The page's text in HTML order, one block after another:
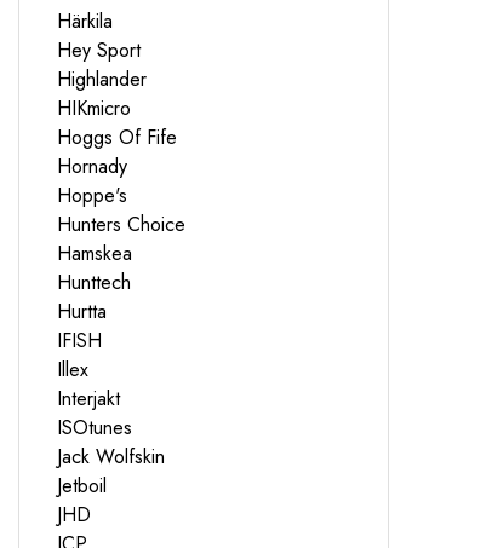
Härkila
Hey Sport
Highlander
HIKmicro
Hoggs Of Fife
Hornady
Hoppe's
Hunters Choice
Hamskea
Hunttech
Hurtta
IFISH
Illex
Interjakt
ISOtunes
Jack Wolfskin
Jetboil
JHD